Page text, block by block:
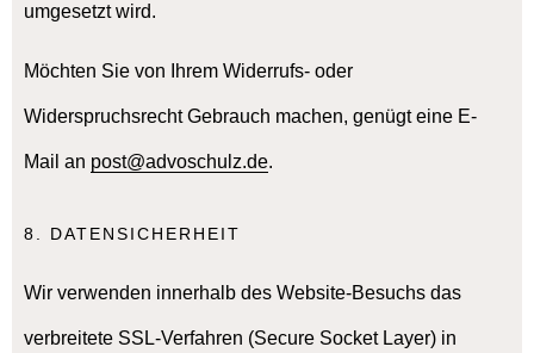
umgesetzt wird.
Möchten Sie von Ihrem Widerrufs- oder
Widerspruchsrecht Gebrauch machen, genügt eine E-
Mail an post@advoschulz.de.
8. DATENSICHERHEIT
Wir verwenden innerhalb des Website-Besuchs das
verbreitete SSL-Verfahren (Secure Socket Layer) in